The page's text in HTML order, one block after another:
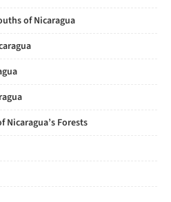
of Nicaragua
Forests